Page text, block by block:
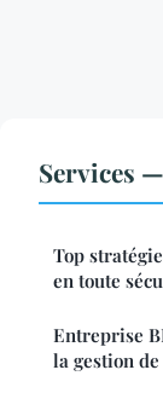
Services
Top
en toute
Entreprise
la gestion